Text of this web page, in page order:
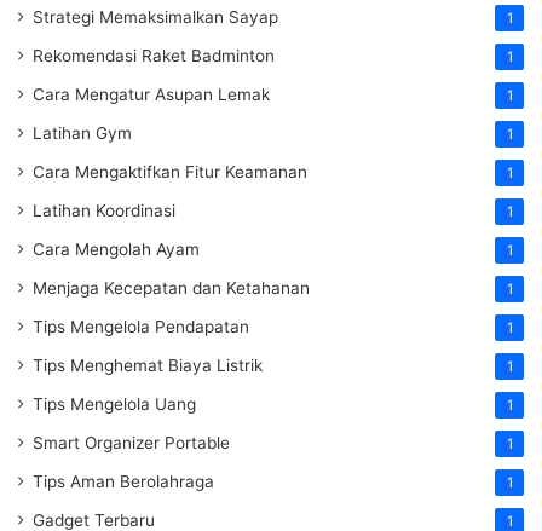
Strategi Memaksimalkan Sayap 1
Rekomendasi Raket Badminton 1
Cara Mengatur Asupan Lemak 1
Latihan Gym 1
Cara Mengaktifkan Fitur Keamanan 1
Latihan Koordinasi 1
Cara Mengolah Ayam 1
Menjaga Kecepatan dan Ketahanan 1
Tips Mengelola Pendapatan 1
Tips Menghemat Biaya Listrik 1
Tips Mengelola Uang 1
Smart Organizer Portable 1
Tips Aman Berolahraga 1
Gadget Terbaru 1